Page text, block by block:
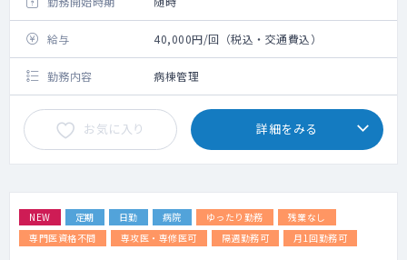
給与 40,000円/回（税込・交通費込）
勤務内容 病棟管理
お気に入り 詳細をみる
NEW 定期 日勤 病院 ゆったり勤務
残業なし
専門医資格不問
専攻医・専修医可 隔週勤務可 月1回勤務可